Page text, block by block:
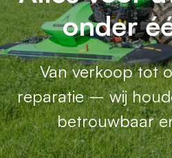
onder
Van verkoop tot
reparatie – wij
betrouwbaar
zonder
Met onze
gemak, precisie
Betrouwbare
service voor een